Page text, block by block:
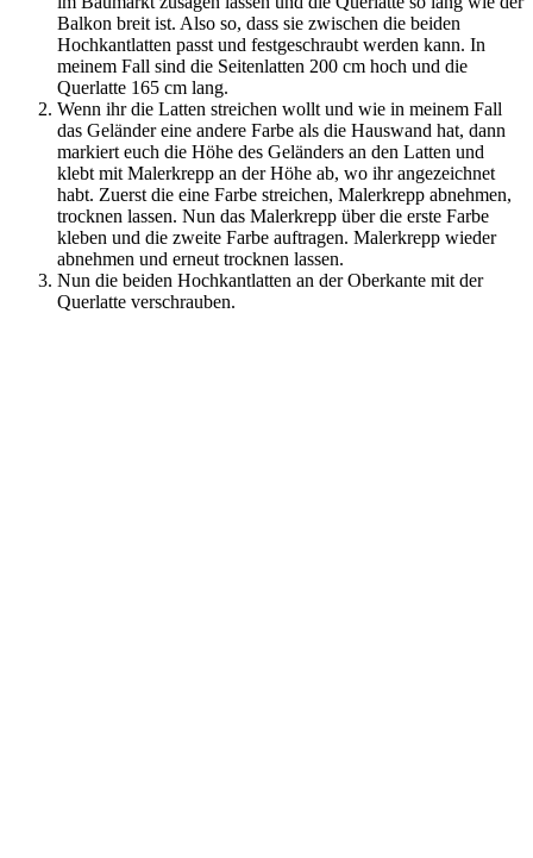
Balkon breit ist. Also so, dass sie zwischen die beiden
Hochkantlatten passt und festgeschraubt werden kann. In
meinem Fall sind die Seitenlatten 200 cm hoch und die
Querlatte 165 cm lang.
Wenn ihr die Latten streichen wollt und wie in meinem Fall
das Geländer eine andere Farbe als die Hauswand hat, dann
markiert euch die Höhe des Geländers an den Latten und
klebt mit Malerkrepp an der Höhe ab, wo ihr angezeichnet
habt. Zuerst die eine Farbe streichen, Malerkrepp abnehmen,
trocknen lassen. Nun das Malerkrepp über die erste Farbe
kleben und die zweite Farbe auftragen. Malerkrepp wieder
abnehmen und erneut trocknen lassen.
Nun die beiden Hochkantlatten an der Oberkante mit der
Querlatte verschrauben.